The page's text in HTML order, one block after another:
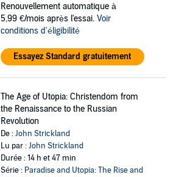
Renouvellement automatique à
5,99 €/mois après l'essai. Voir
conditions d'éligibilité
Essayez Standard gratuitement
The Age of Utopia: Christendom from
the Renaissance to the Russian
Revolution
De :John Strickland
Lu par :John Strickland
Durée : 14 h et 47 min
Série : Paradise and Utopia: The Rise and